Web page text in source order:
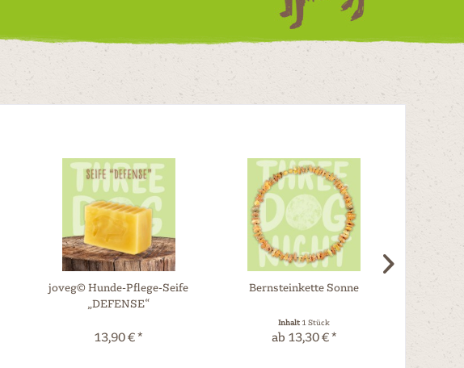
joveg© Hunde-Pflege-Seife
„DEFENSE“
13,90 € *
Bernsteinkette Sonne
Inhalt 1 Stück
ab 13,30 € *